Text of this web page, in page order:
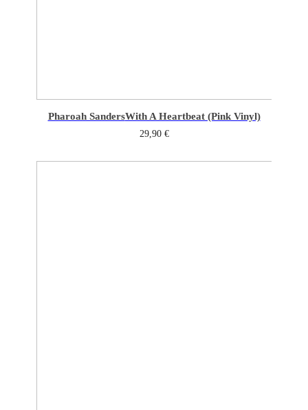
Pharoah SandersWith A Heartbeat (Pink Vinyl)
29,90 €